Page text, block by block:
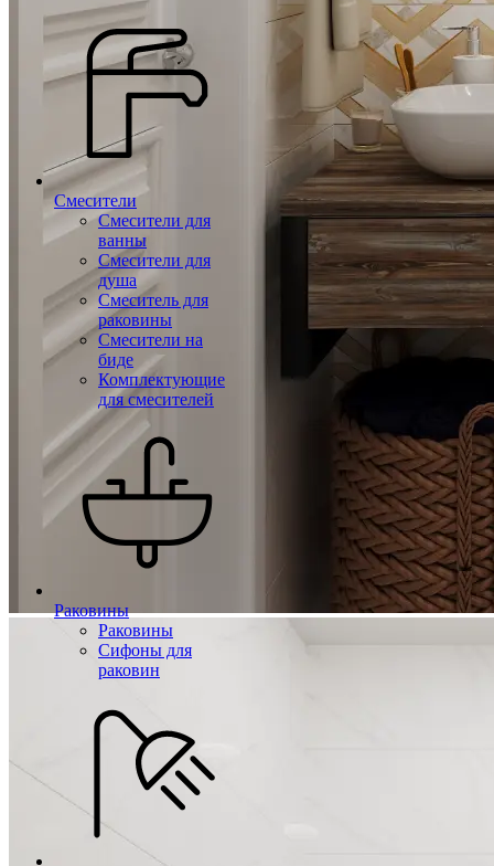
Смесители
Смесители для
ванны
Смесители для
душа
Смеситель для
раковины
Смесители на
биде
Комплектующие
для смесителей
Раковины
Раковины
Сифоны для
раковин